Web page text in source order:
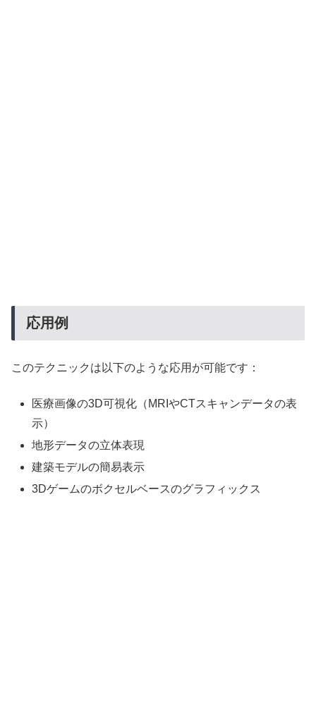
応用例
このテクニックは以下のような応用が可能です：
医療画像の3D可視化（MRIやCTスキャンデータの表
示）
地形データの立体表現
建築モデルの簡易表示
3Dゲームのボクセルベースのグラフィックス